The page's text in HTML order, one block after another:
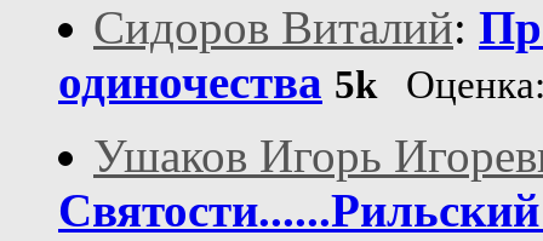
Сидоров Виталий:
одиночества 5k
Ушаков Игорь